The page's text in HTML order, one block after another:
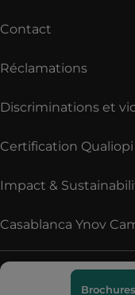
Brochures
Contact
Réclamations
Discriminations et
Certification Qualiopi
Impact &
Casablanca Ynov
Retrouvez nous sur